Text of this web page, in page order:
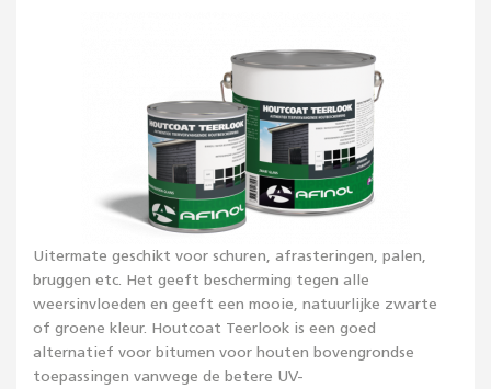
Uitermate geschikt voor schuren, afrasteringen, palen,
bruggen etc. Het geeft bescherming tegen alle
weersinvloeden en geeft een mooie, natuurlijke zwarte
of groene kleur. Houtcoat Teerlook is een goed
alternatief voor bitumen voor houten bovengrondse
toepassingen vanwege de betere UV-